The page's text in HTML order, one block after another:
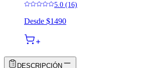
5.0 (16)
Desde $1490
DESCRIPCIÓN